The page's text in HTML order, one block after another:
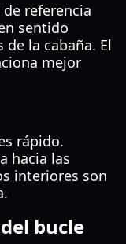
referencia
sentido
la cabaña. El
mejor
rápido.
hacia las
interiores son
bucle